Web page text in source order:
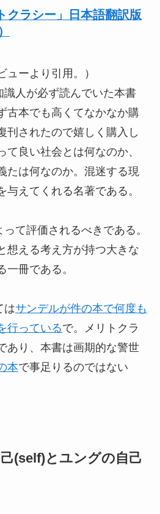
クラシー」日本語翻訳版
ューより引用。）
識人が必ず読んでいた本書
古本でも高くてなかなか購
刊されたので嬉しく購入し
て良い社会とは何なのか、
たは何なのか。混迷する現
与えてくれる名著である。
って評価されるべきである。
想える考え方が持つ大きな
一冊である。
はサンデルが件の本で何度も
行っているで。メリトクラ
あり、本書は画期的な警世
本で事足りるのではない
(self)とユングの自己